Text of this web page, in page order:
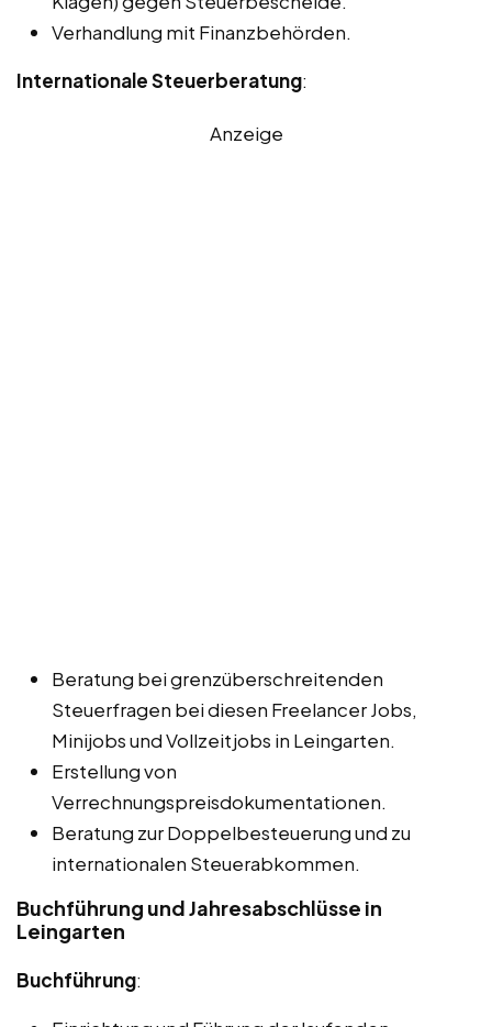
Verhandlung mit Finanzbehörden.
Internationale Steuerberatung:
Anzeige
Beratung bei grenzüberschreitenden
Steuerfragen bei diesen Freelancer Jobs,
Minijobs und Vollzeitjobs in Leingarten.
Erstellung von
Verrechnungspreisdokumentationen.
Beratung zur Doppelbesteuerung und zu
internationalen Steuerabkommen.
Buchführung und Jahresabschlüsse in
Leingarten
Buchführung: